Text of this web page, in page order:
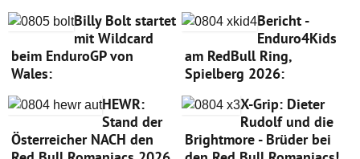
Billy Bolt startet
mit Wildcard
beim EnduroGP von
Wales:
Bericht -
Enduro4Kids
am RedBull Ring,
Spielberg 2026:
HEWR:
Stand der
Österreicher NACH den
X-Grip: Dieter
Rudolf und die
Brightmore - Brüder bei